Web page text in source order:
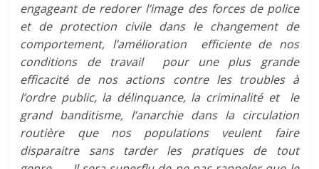
engageant de redorer l’image des forces de police
et de protection civile dans le changement de
comportement, l’amélioration efficiente de nos
conditions de travail pour une plus grande
efficacité de nos actions contre les troubles à
l’ordre public, la délinquance, la criminalité et le
grand banditisme, l’anarchie dans la circulation
routière que nos populations veulent faire
disparaitre sans tarder les pratiques de tout